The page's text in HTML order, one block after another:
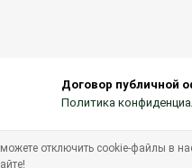
Договор публичной
Политика
отключить cookie-файлы в